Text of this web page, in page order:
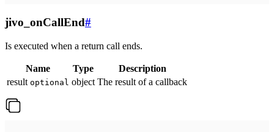
jivo_onCallEnd#
Is executed when a return call ends.
Name Type
Description
result optional object The result of a callback